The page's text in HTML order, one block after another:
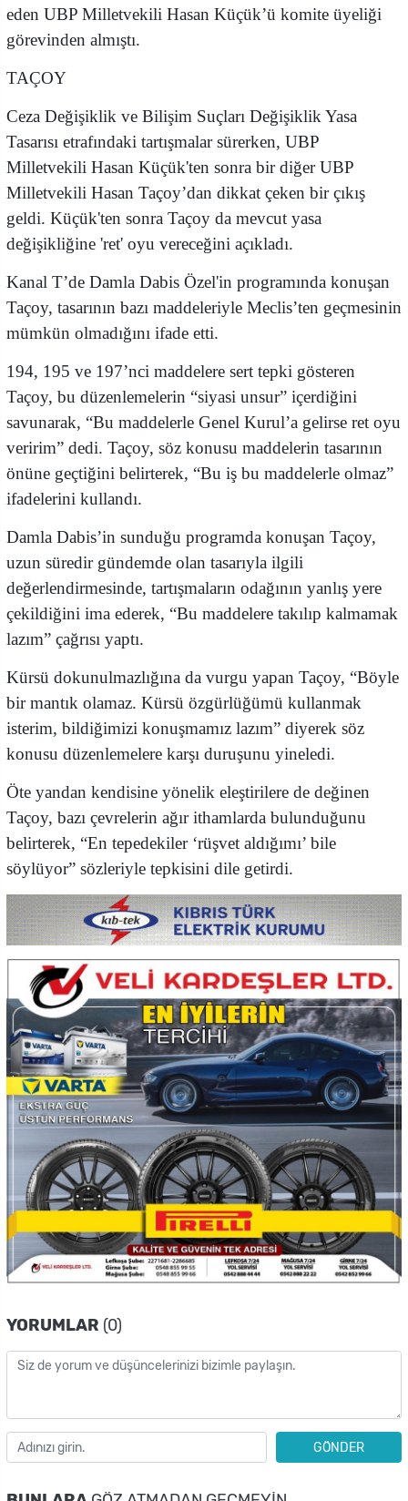
eden UBP Milletvekili Hasan Küçük’ü komite üyeliği
görevinden almıştı.
TAÇOY
Ceza Değişiklik ve Bilişim Suçları Değişiklik Yasa
Tasarısı etrafındaki tartışmalar sürerken, UBP
Milletvekili Hasan Küçük'ten sonra bir diğer UBP
Milletvekili Hasan Taçoy’dan dikkat çeken bir çıkış
geldi. Küçük'ten sonra Taçoy da mevcut yasa
değişikliğine 'ret' oyu vereceğini açıkladı.
Kanal T’de Damla Dabis Özel'in programında konuşan
Taçoy, tasarının bazı maddeleriyle Meclis’ten geçmesinin
mümkün olmadığını ifade etti.
194, 195 ve 197’nci maddelere sert tepki gösteren
Taçoy, bu düzenlemelerin “siyasi unsur” içerdiğini
savunarak, “Bu maddelerle Genel Kurul’a gelirse ret oyu
veririm” dedi. Taçoy, söz konusu maddelerin tasarının
önüne geçtiğini belirterek, “Bu iş bu maddelerle olmaz”
ifadelerini kullandı.
Damla Dabis’in sunduğu programda konuşan Taçoy,
uzun süredir gündemde olan tasarıyla ilgili
değerlendirmesinde, tartışmaların odağının yanlış yere
çekildiğini ima ederek, “Bu maddelere takılıp kalmamak
lazım” çağrısı yaptı.
Kürsü dokunulmazlığına da vurgu yapan Taçoy, “Böyle
bir mantık olamaz. Kürsü özgürlüğümü kullanmak
isterim, bildiğimizi konuşmamız lazım” diyerek söz
konusu düzenlemelere karşı duruşunu yineledi.
Öte yandan kendisine yönelik eleştirilere de değinen
Taçoy, bazı çevrelerin ağır ithamlarda bulunduğunu
belirterek, “En tepedekiler ‘rüşvet aldığımı’ bile
söylüyor” sözleriyle tepkisini dile getirdi.
YORUMLAR (0)
GÖNDER